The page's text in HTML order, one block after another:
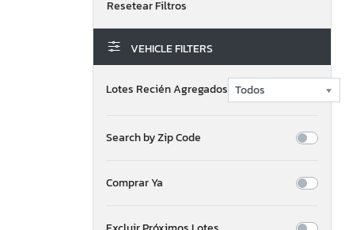
VEHICLE FILTERS
Lotes Recién Agregados
Search by Zip Code
Comprar Ya